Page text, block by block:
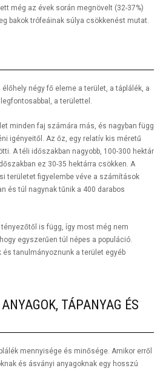
még az évek során megnövelt (32-37%)
bakok trófeáinak súlya csökkenést mutat.
négy fő eleme a terület, a táplálék, a
a területtel.
minden faj számára más, és nagyban függ
igényeitől. Az őz, egy relatív kis méretű
A téli időszakban nagyobb, 100-300 hektár
ez 30-35 hektárra csökken. A
területet figyelembe véve a számítások
és túl nagynak tűnik a 400 darabos
is függ, így most még nem
egyszerűen túl népes a populáció.
és tanulmányoznunk a terület egyéb
TÁPANYAG ÉS
mennyisége és minősége. Amikor erről
és ásványi anyagoknak egy hosszú